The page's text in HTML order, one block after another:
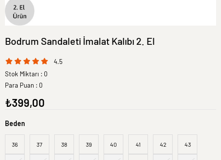
Bodrum Sandaleti İmalat Kalıbı 2. El
4.5
Stok Miktarı : 0
Para Puan : 0
₺399,00
Beden
36 37 38 39 40 41 42 43